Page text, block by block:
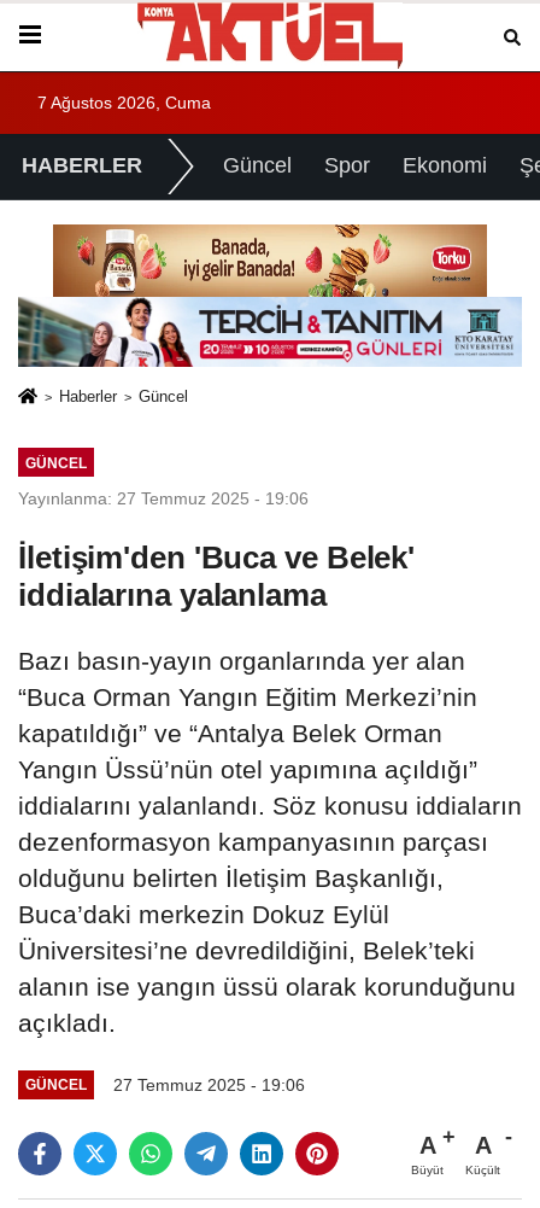
7 Ağustos 2026, Cuma
HABERLER Güncel Spor Ekonomi
Haberler Güncel
GÜNCEL
Yayınlanma: 27 Temmuz 2025 - 19:06
İletişim'den 'Buca ve Belek'
iddialarına yalanlama
Bazı basın-yayın organlarında yer alan
“Buca Orman Yangın Eğitim Merkezi’nin
kapatıldığı” ve “Antalya Belek Orman
Yangın Üssü’nün otel yapımına açıldığı”
iddialarını yalanlandı. Söz konusu iddiaların
dezenformasyon kampanyasının parçası
olduğunu belirten İletişim Başkanlığı,
Buca’daki merkezin Dokuz Eylül
Üniversitesi’ne devredildiğini, Belek’teki
alanın ise yangın üssü olarak korunduğunu
açıkladı.
GÜNCEL 27 Temmuz 2025 - 19:06
A
Büyüt
A
Küçült